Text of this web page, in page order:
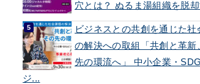
穴とは？ ぬるま湯組織を脱
ビジネスとの共創を通じた社
の解決への取組「共創と革新
先の環流へ」 中小企業・
ジ...